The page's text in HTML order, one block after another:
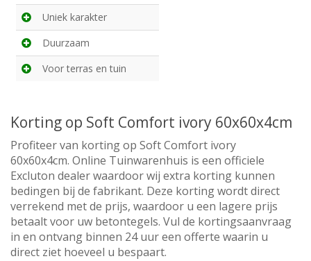
Uniek karakter
Duurzaam
Voor terras en tuin
Korting op Soft Comfort ivory 60x60x4cm
Profiteer van korting op Soft Comfort ivory
60x60x4cm. Online Tuinwarenhuis is een officiele
Excluton dealer waardoor wij extra korting kunnen
bedingen bij de fabrikant. Deze korting wordt direct
verrekend met de prijs, waardoor u een lagere prijs
betaalt voor uw betontegels. Vul de kortingsaanvraag
in en ontvang binnen 24 uur een offerte waarin u
direct ziet hoeveel u bespaart.